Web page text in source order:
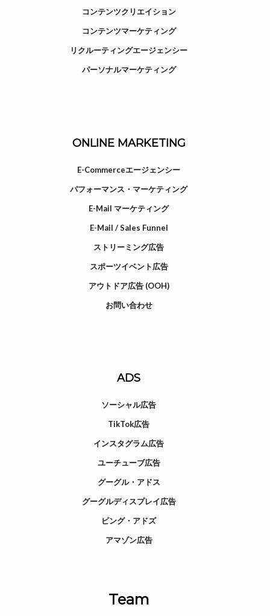
コンテンツクリエイション
コンテンツマーケティング
リクルーティングエージェンシー
パーソナルマーケティング
ONLINE MARKETING
E-Commerceエージェンシー
パフォーマンス・マーケティング
E-Mail マーケティング
E-Mail / Sales Funnel
ストリーミング広告
スポーツイベント広告
アウトドア広告 (OOH)
お問い合わせ
ADS
ソーシャル広告
TikTok広告
インスタグラム広告
ユーチューブ広告
グーグル・アドス
グーグルディスプレイ広告
ビング・アドズ
アマゾン広告
Team